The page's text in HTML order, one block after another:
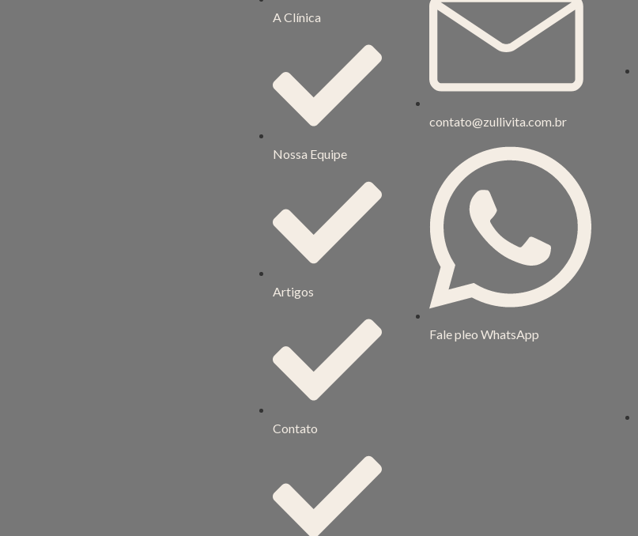
A Clínica
Nossa Equipe
Artigos
Contato
contato@zullivita.com.br
Fale pleo WhatsApp